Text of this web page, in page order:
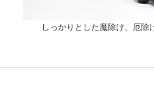
しっかりとした魔除け、厄除